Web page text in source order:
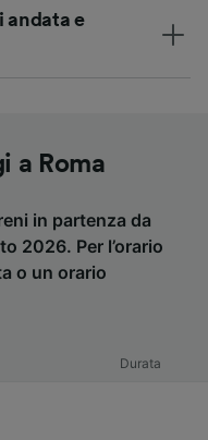
andata e
a Roma
in partenza da
2026. Per l’orario
o un orario
Durata